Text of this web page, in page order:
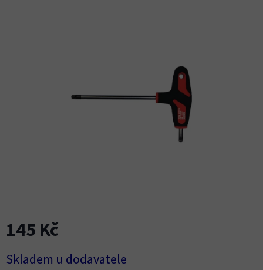
145 Kč
cena:
Skladem u dodavatele